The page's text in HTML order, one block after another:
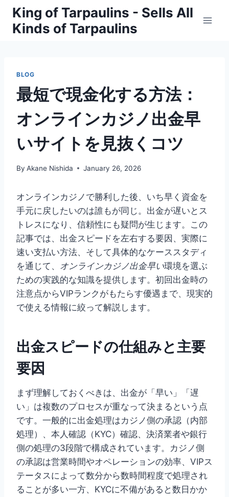
Skip
content
King of Tarpaulins - Sells All
Kinds of Tarpaulins
BLOG
最短で現金化する方法：
オンラインカジノ出金早
いサイトを見抜くコツ
By Akane Nishida January 26, 2026
オンラインカジノで勝利した後、いち早く資金を
手元に戻したいのは誰もが同じ。出金が遅いとス
トレスになり、信頼性にも疑問が生じます。この
記事では、出金スピードを左右する要因、実際に
速い支払い方法、そして具体的なケーススタディ
を通じて、 オンラインカジノ出金早い環境を選ぶ
ための実践的な知識を提供します。初回出金時の
注意点からVIPランクがもたらす優遇まで、現実的
で使える情報に絞って解説します。
出金スピードの仕組みと主要
要因
まず理解しておくべきは、出金が「早い」「遅
い」は複数のプロセスが重なって決まるという点
です。一般的に出金処理はカジノ側の承認（内部
処理）、本人確認（KYC）確認、決済業者や銀行
側の処理の3段階で構成されています。カジノ側
の承認は営業時間やオペレーションの効率、VIPス
テータスによって数分から数時間程度で処理され
ることが多い一方、KYCに不備があると数日かか